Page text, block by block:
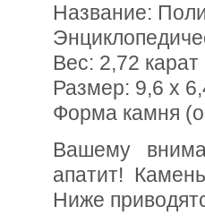
Название:
Вес: 2,72 карат
Размер: 9,6 x
Форма камня
Вашему вниманию предлагается полихромный "неоновый"
апатит!
Ниже